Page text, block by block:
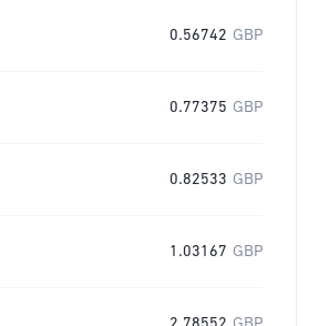
0.56742 GBP
0.77375 GBP
0.82533 GBP
1.03167 GBP